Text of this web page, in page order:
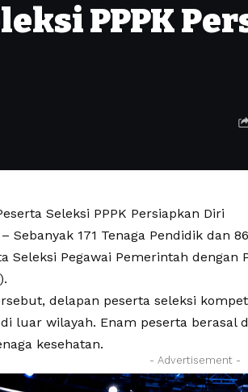
PPPK
Seleksi PPPK Persiapkan Diri
Sebanyak 171 Tenaga Pendidik dan
Seleksi Pegawai Pemerintah dengan
delapan peserta seleksi
luar wilayah. Enam peserta berasal
kesehatan.
- Advertisement -